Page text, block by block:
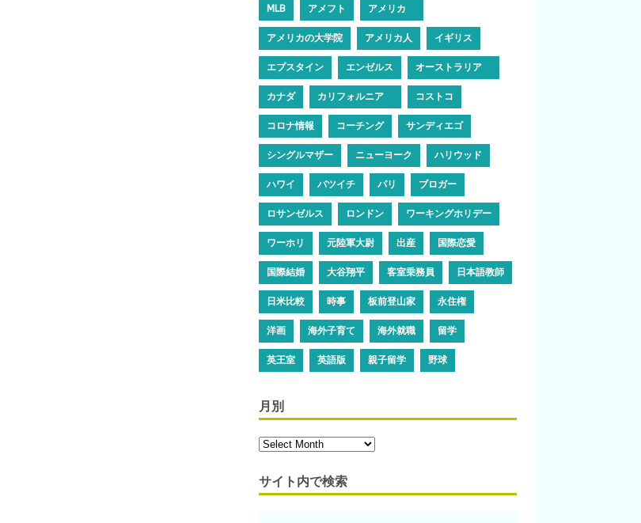
MLB アメフト アメリカ
アメリカの大学院 アメリカ人 イギリス
エプスタイン エンゼルス オーストラリア
カナダ カリフォルニア コストコ
コロナ情報 コーチング サンディエゴ
シングルマザー ニューヨーク ハリウッド
ハワイ バツイチ パリ ブロガー
ロサンゼルス ロンドン ワーキングホリデー
ワーホリ 元陸軍大尉 出産 国際恋愛
国際結婚 大谷翔平 客室乗務員 日本語教師
日米比較 時事 板前登山家 永住権
洋画 海外子育て 海外就職 留学
英王室 英語版 親子留学 野球
月別
サイト内で検索